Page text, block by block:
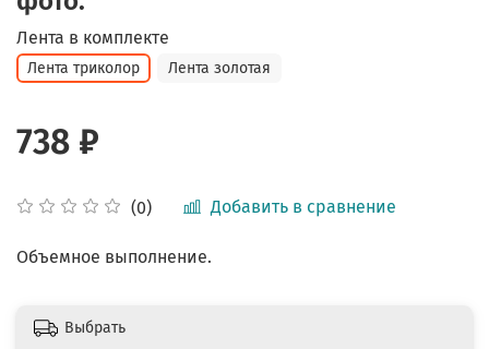
(0) Добавить в сравнение
Лента в комплекте
Лента триколор Лента золотая
738 ₽
Объемное выполнение.
Выбрать